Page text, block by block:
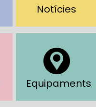
Notícies
Equipaments